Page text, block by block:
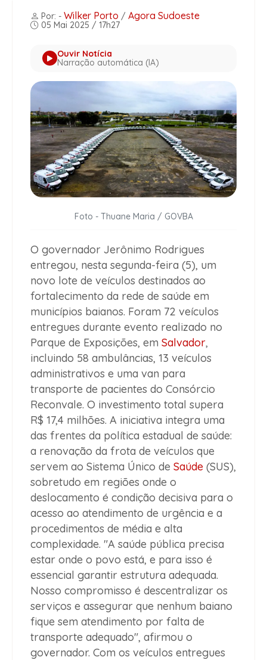
Por: - Wilker Porto / Agora Sudoeste
05 Mai 2025 / 17h27
Ouvir Notícia
Narração automática (IA)
Foto - Thuane Maria / GOVBA
O governador Jerônimo Rodrigues
entregou, nesta segunda-feira (5), um
novo lote de veículos destinados ao
fortalecimento da rede de saúde em
municípios baianos. Foram 72 veículos
entregues durante evento realizado no
Parque de Exposições, em Salvador,
incluindo 58 ambulâncias, 13 veículos
administrativos e uma van para
transporte de pacientes do Consórcio
Reconvale. O investimento total supera
R$ 17,4 milhões. A iniciativa integra uma
das frentes da política estadual de saúde:
a renovação da frota de veículos que
servem ao Sistema Único de Saúde (SUS),
sobretudo em regiões onde o
deslocamento é condição decisiva para o
acesso ao atendimento de urgência e a
procedimentos de média e alta
complexidade. "A saúde pública precisa
estar onde o povo está, e para isso é
essencial garantir estrutura adequada.
Nosso compromisso é descentralizar os
serviços e assegurar que nenhum baiano
fique sem atendimento por falta de
transporte adequado", afirmou o
governador. Com os veículos entregues